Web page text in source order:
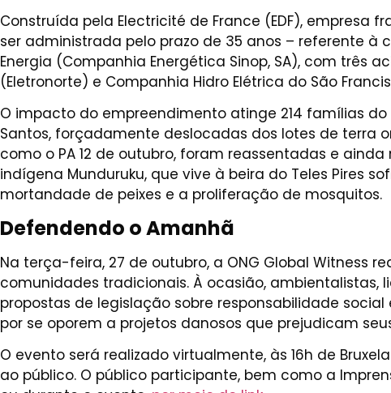
Construída pela Electricité de France (EDF), empresa
ser administrada pelo prazo de 35 anos – referente à
Energia (Companhia Energética Sinop, SA), com três
(Eletronorte) e Companhia Hidro Elétrica do São
O impacto do empreendimento atinge 214 famílias
Santos, forçadamente deslocadas dos lotes de terra
como o PA 12 de outubro, foram reassentadas e
indígena Munduruku, que vive à beira do Teles Pires
mortandade de peixes e a proliferação de mosquitos.
Defendendo o Amanhã
Na terça-feira, 27 de outubro, a ONG Global Witness
comunidades tradicionais. À ocasião, ambientalistas,
propostas de legislação sobre responsabilidade
por se oporem a projetos danosos que prejudicam
O evento será realizado virtualmente, às 16h de
ao público. O público participante, bem como a